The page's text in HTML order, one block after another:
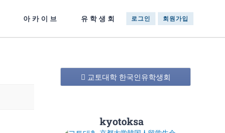
아카이브 유학생회 로그인 회원가입
교토대학 한국인유학생회
kyotoksa